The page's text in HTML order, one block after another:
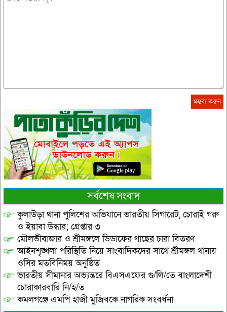
সর্বশেষ সংবাদ
কুলাউড়া থানা পুলিশের অভিযানে ভারতীয় সিগারেট, চোরাই গরু
ও ইয়াবা উদ্ধার; গ্রেপ্তার ৩
মৌলভীবাজার ও শ্রীমঙ্গলে ডিডাফের গাছের চারা বিতরণ
আইনশৃঙ্খলা পরিস্থিতি নিয়ে সাংবাদিকদের সাথে শ্রীমঙ্গল থানায়
ওসির মতবিনিময় অনুষ্ঠিত
ভারতীয় সীমানার অভ্যন্তরে বিএসএফের গু/লি/তে বাংলাদেশী
চোরাকারবারি নি/হ/ত
কমলগঞ্জে এমপি হাজী মুজিবকে নাগরিক সংবর্ধনা